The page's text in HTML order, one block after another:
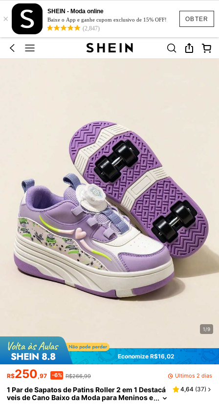
OBTER
×
SHEIN - Moda online
Baixe o App e ganhe cupom exclusivo de 15% OFF!
(2,847)
1/9
Economize R$16,02
R$250,97 -6% R$266,99 Últimos 2 dias
1 Par de Sapatos de Patins Roller 2 em 1 Destacá
veis de Cano Baixo da Moda para Meninos e
4,64 (37)